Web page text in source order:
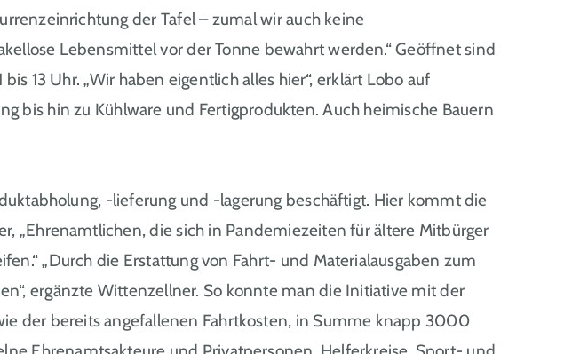
der Tafel – zumal wir auch keine
Lebensmittel vor der Tonne bewahrt werden.“ Geöffnet sind
13 Uhr. „Wir haben eigentlich alles hier“, erklärt Lobo auf
bis hin zu Kühlware und Fertigprodukten. Auch heimische Bauern
-lieferung und -lagerung beschäftigt. Hier kommt die
„Ehrenamtlichen, die sich in Pandemiezeiten für ältere Mitbürger
„Durch die Erstattung von Fahrt- und Materialausgaben zum
ergänzte Wittenzellner. So konnte man die Initiative mit der
der bereits angefallenen Fahrtkosten, in Summe knapp 3000